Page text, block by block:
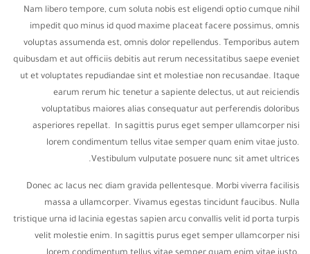
Nam libero tempore, cum soluta nobis est eligendi optio cumque nihil
impedit quo minus id quod maxime placeat facere possimus, omnis
voluptas assumenda est, omnis dolor repellendus. Temporibus autem
quibusdam et aut officiis debitis aut rerum necessitatibus saepe eveniet
ut et voluptates repudiandae sint et molestiae non recusandae. Itaque
earum rerum hic tenetur a sapiente delectus, ut aut reiciendis
voluptatibus maiores alias consequatur aut perferendis doloribus
asperiores repellat. In sagittis purus eget semper ullamcorper nisi
lorem condimentum tellus vitae semper quam enim vitae justo.
Vestibulum vulputate posuere nunc sit amet ultrices.
Donec ac lacus nec diam gravida pellentesque. Morbi viverra facilisis
massa a ullamcorper. Vivamus egestas tincidunt faucibus. Nulla
tristique urna id lacinia egestas sapien arcu convallis velit id porta turpis
velit molestie enim. In sagittis purus eget semper ullamcorper nisi